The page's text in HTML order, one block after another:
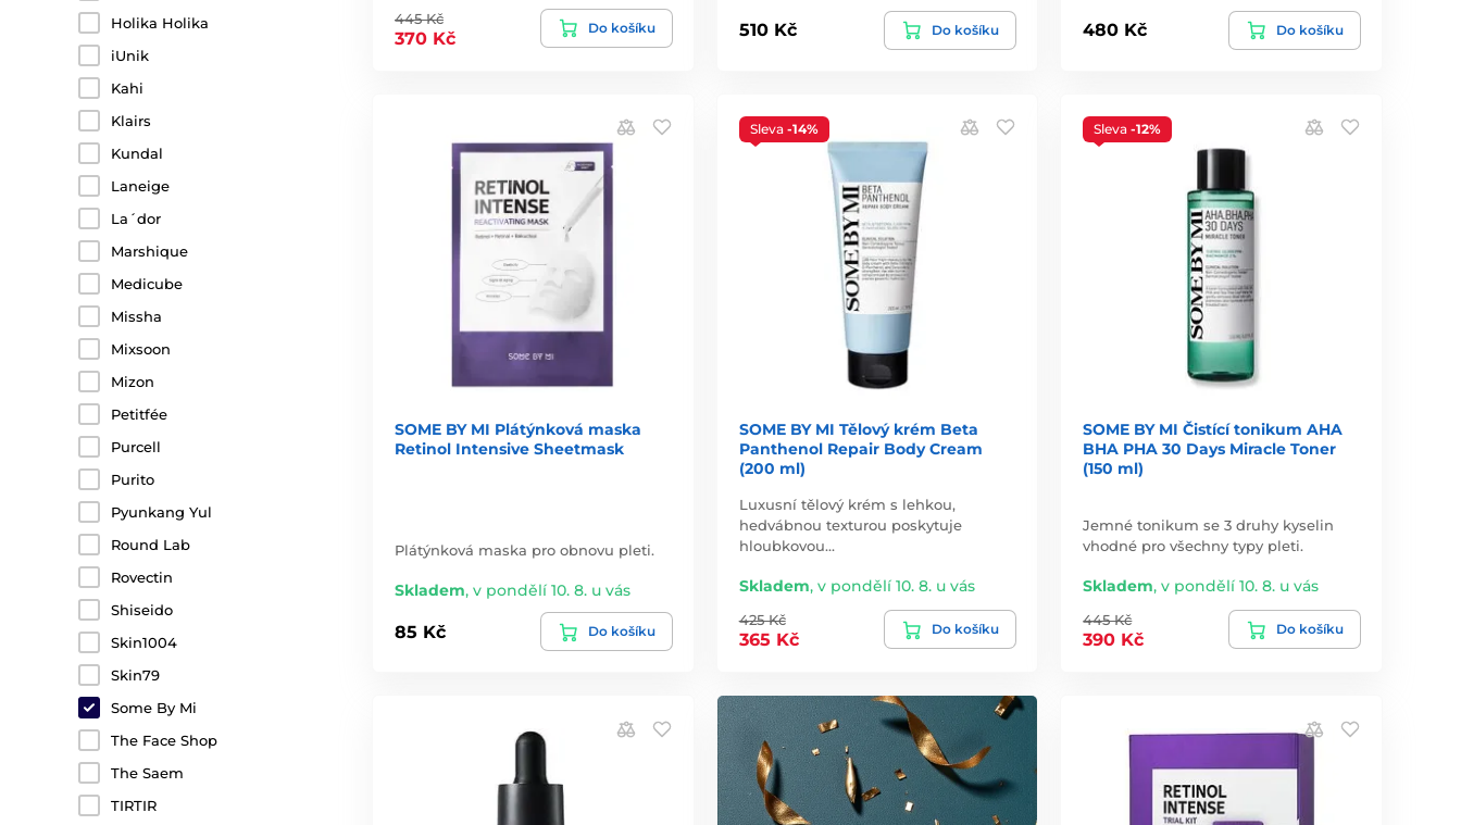
Holika Holika
iUnik
Kahi
Klairs
Kundal
Laneige
La´dor
Marshique
Medicube
Missha
Mixsoon
Mizon
Petitfée
Purcell
Purito
Pyunkang Yul
Round Lab
Rovectin
Shiseido
Skin1004
Skin79
Some By Mi
The Face Shop
The Saem
TIRTIR
445 Kč
370 Kč
Do košíku 510 Kč Do košíku 480 Kč Do košíku
SOME BY MI Plátýnková maska
Retinol Intensive Sheetmask
Plátýnková maska pro obnovu pleti.
Skladem, v pondělí 10. 8. u vás
85 Kč Do košíku
Sleva -14%
SOME BY MI Tělový krém Beta
Panthenol Repair Body Cream
(200 ml)
Luxusní tělový krém s lehkou,
hedvábnou texturou poskytuje
hloubkovou…
Skladem, v pondělí 10. 8. u vás
425 Kč
365 Kč
Do košíku
Sleva-12%
SOME BY MI Čistící tonikum AHA
BHA PHA 30 Days Miracle Toner
(150 ml)
Jemné tonikum se 3 druhy kyselin
vhodné pro všechny typy pleti.
Skladem,v pondělí 10. 8. u vás
445 Kč
390 Kč
Do košíku